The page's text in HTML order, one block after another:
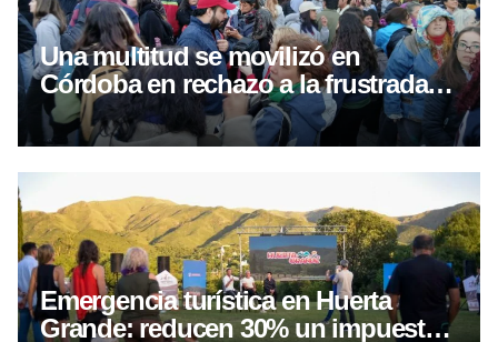
Una multitud se movilizó en
Córdoba en rechazo a la frustrada
Ley de Tierras
Emergencia turística en Huerta
Grande: reducen 30% un impuesto